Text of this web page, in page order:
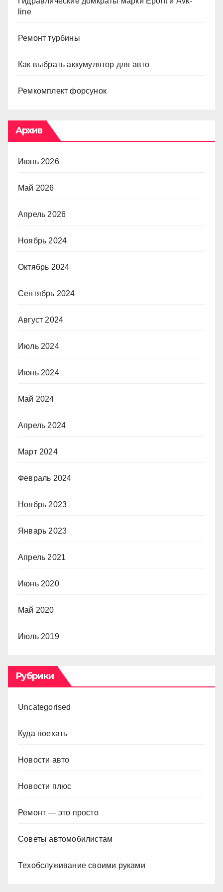
line
Ремонт турбины
Как выбрать аккумулятор для авто
Ремкомплект форсунок
Архив
Июнь 2026
Май 2026
Апрель 2026
Ноябрь 2024
Октябрь 2024
Сентябрь 2024
Август 2024
Июль 2024
Июнь 2024
Май 2024
Апрель 2024
Март 2024
Февраль 2024
Ноябрь 2023
Январь 2023
Апрель 2021
Июнь 2020
Май 2020
Июль 2019
Рубрики
Uncategorised
Куда поехать
Новости авто
Новости плюс
Ремонт — это просто
Советы автомобилистам
Техобслуживание своими руками